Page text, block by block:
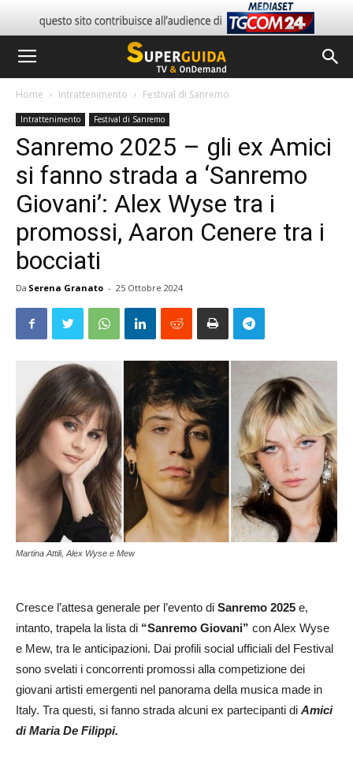
Home Intrattenimento Festival di Sanremo
Intrattenimento Festival di Sanremo
Sanremo 2025 – gli ex Amici
si fanno strada a ‘Sanremo
Giovani’: Alex Wyse tra i
promossi, Aaron Cenere tra i
bocciati
Da Serena Granato - 25 Ottobre 2024
Martina Attili, Alex Wyse e Mew
Cresce l’attesa generale per l’evento di Sanremo 2025 e,
intanto, trapela la lista di “Sanremo Giovani” con Alex Wyse
e Mew, tra le anticipazioni. Dai profili social ufficiali del Festival
sono svelati i concorrenti promossi alla competizione dei
giovani artisti emergenti nel panorama della musica made in
Italy. Tra questi, si fanno strada alcuni ex partecipanti di Amici
di Maria De Filippi.